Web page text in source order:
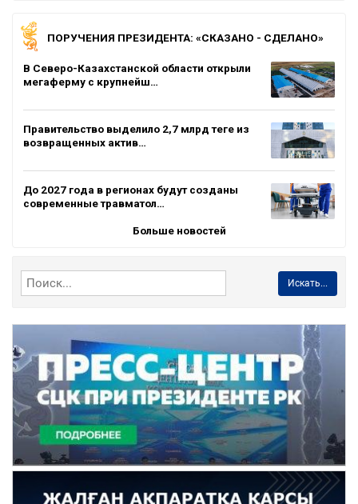
ПОРУЧЕНИЯ ПРЕЗИДЕНТА: «СКАЗАНО - СДЕЛАНО»
В Северо-Казахстанской области открыли
мегаферму с крупнейш…
Правительство выделило 2,7 млрд теңге из
возвращенных актив…
До 2027 года в регионах будут созданы
современные травматол…
Больше новостей
Искать...